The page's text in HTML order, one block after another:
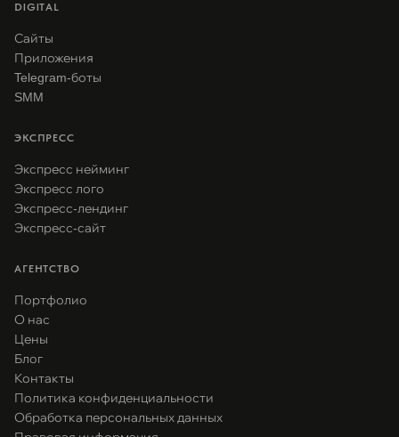
DIGITAL
Сайты
Приложения
Telegram-боты
SMM
ЭКСПРЕСС
Экспресс нейминг
Экспресс лого
Экспресс-лендинг
Экспресс-сайт
АГЕНТСТВО
Портфолио
О нас
Цены
Блог
Контакты
Политика конфиденциальности
Обработка персональных данных